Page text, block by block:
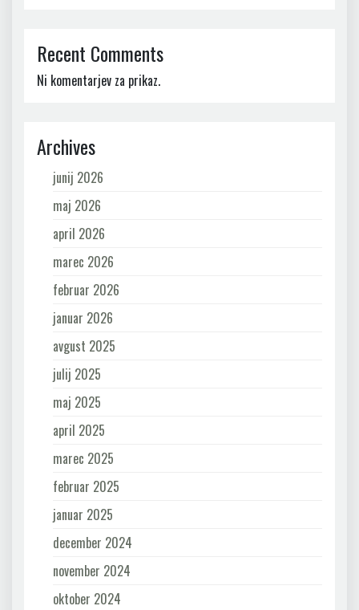
Recent Comments
Ni komentarjev za prikaz.
Archives
junij 2026
maj 2026
april 2026
marec 2026
februar 2026
januar 2026
avgust 2025
julij 2025
maj 2025
april 2025
marec 2025
februar 2025
januar 2025
december 2024
november 2024
oktober 2024